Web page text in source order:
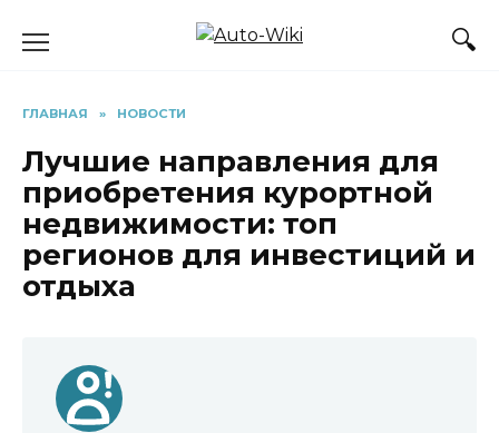
ГЛАВНАЯ » НОВОСТИ
Лучшие направления для
приобретения курортной
недвижимости: топ
регионов для инвестиций и
отдыха